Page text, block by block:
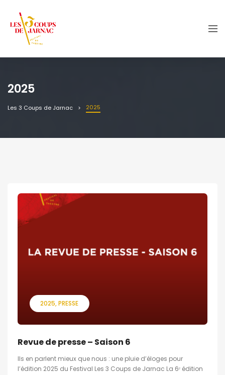
2025
Les 3 Coups de Jarnac 2025
2025 PRESSE
Revue de presse – Saison 6
Ils en parlent mieux que nous : une pluie d’éloges pour
l’édition 2025 du Festival Les 3 Coups de Jarnac La 6ᵉ édition